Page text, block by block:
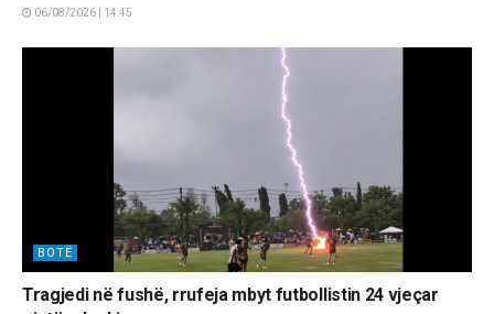
06/08/2026 | 14:45
BOTË
Tragjedi në fushë, rrufeja mbyt futbollistin 24 vjeçar